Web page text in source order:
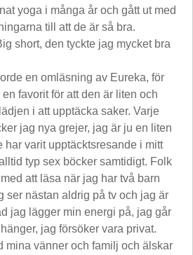
yoga i många år och gått ut med
till att de är så bra.
short, den tyckte jag mycket bra
en omläsning av Eureka, för
favorit för att den är liten och
i att upptäcka saker. Varje
jag nya grejer, jag är ju en liten
har varit upptäcktsresande i mitt
typ sex böcker samtidigt. Folk
att läsa när jag har två barn
ser nästan aldrig på tv och jag är
jag lägger min energi på, jag går
jag försöker vara privat.
mina vänner och familj och älskar